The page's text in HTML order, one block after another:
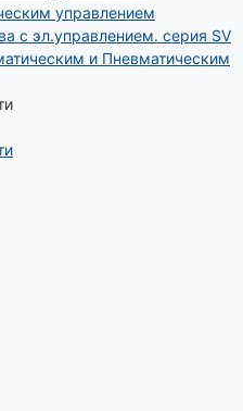
управлением
с эл.управлением. серия SV
и Пневматическим